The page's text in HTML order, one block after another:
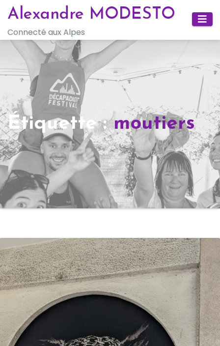
Skip
content
Alexandre MODESTO
Connecté aux Alpes
Étiquette :moutiers